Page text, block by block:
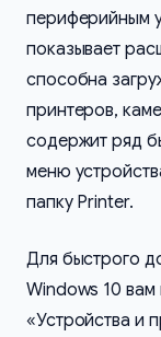
периферийным
показывает
способна
принтеров,
содержит ряд
меню
папку Printer.
Для быстрого
Windows 10 вам
«Устройства и